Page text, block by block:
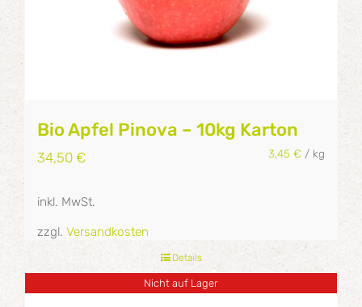
Bio Apfel Pinova – 10kg Karton
34,50 € 3,45€ / kg
inkl. MwSt.
zzgl. Versandkosten
Details
Nicht auf Lager